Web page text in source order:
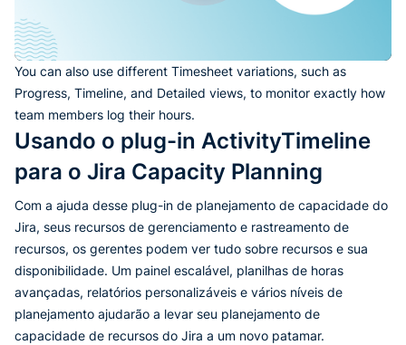
You can also use different Timesheet variations, such as
Progress, Timeline, and Detailed views, to monitor exactly how
team members log their hours.
Usando o plug-in ActivityTimeline
para o Jira Capacity Planning
Com a ajuda desse plug-in de planejamento de capacidade do
Jira, seus recursos de gerenciamento e rastreamento de
recursos, os gerentes podem ver tudo sobre recursos e sua
disponibilidade. Um painel escalável, planilhas de horas
avançadas, relatórios personalizáveis e vários níveis de
planejamento ajudarão a levar seu planejamento de
capacidade de recursos do Jira a um novo patamar.